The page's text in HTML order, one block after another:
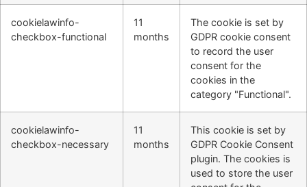
cookielawinfo-
checkbox-functional
11
months
The cookie is set by
GDPR cookie consent
to record the user
consent for the
cookies in the
category "Functional".
cookielawinfo-
checkbox-necessary
11
months
This cookie is set by
GDPR Cookie Consent
plugin. The cookies is
used to store the user